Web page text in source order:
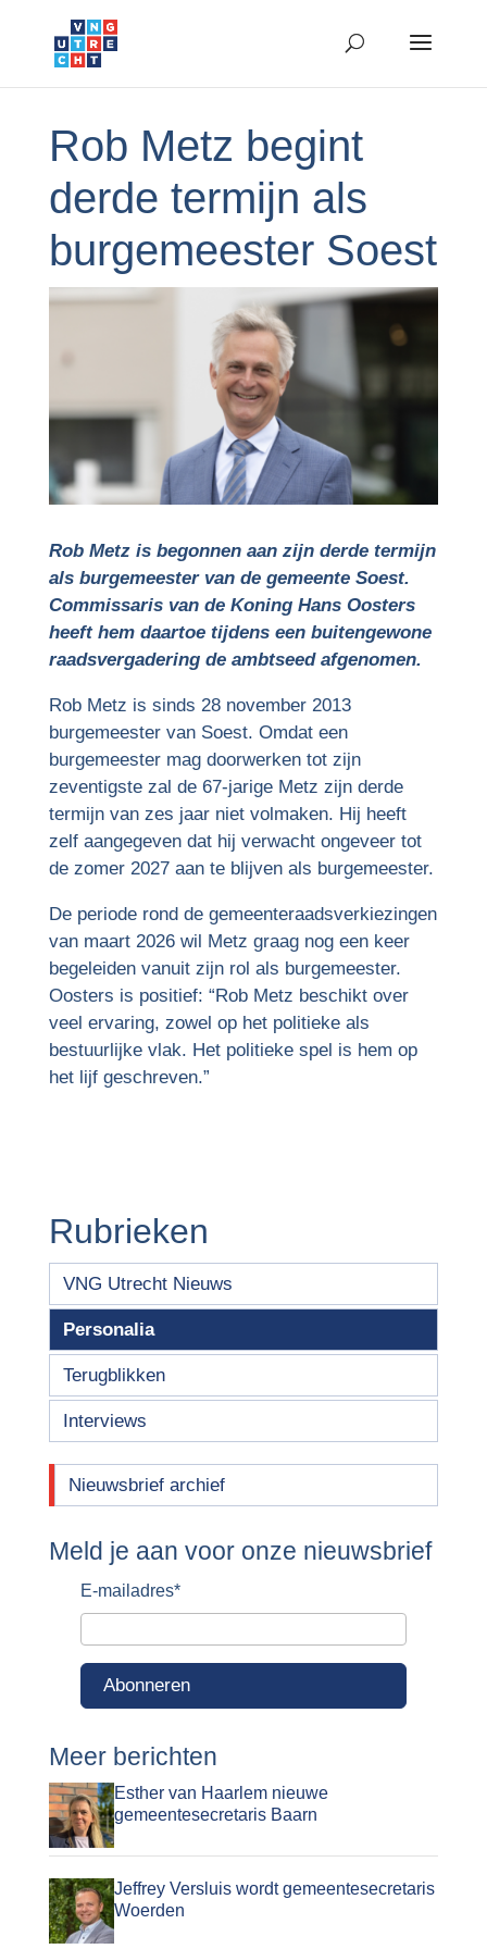
Rob Metz begint
derde termijn als
burgemeester Soest
Rob Metz is begonnen aan zijn derde termijn
als burgemeester van de gemeente Soest.
Commissaris van de Koning Hans Oosters
heeft hem daartoe tijdens een buitengewone
raadsvergadering de ambtseed afgenomen.
Rob Metz is sinds 28 november 2013
burgemeester van Soest. Omdat een
burgemeester mag doorwerken tot zijn
zeventigste zal de 67-jarige Metz zijn derde
termijn van zes jaar niet volmaken. Hij heeft
zelf aangegeven dat hij verwacht ongeveer tot
de zomer 2027 aan te blijven als burgemeester.
De periode rond de gemeenteraadsverkiezingen
van maart 2026 wil Metz graag nog een keer
begeleiden vanuit zijn rol als burgemeester.
Oosters is positief: “Rob Metz beschikt over
veel ervaring, zowel op het politieke als
bestuurlijke vlak. Het politieke spel is hem op
het lijf geschreven.”
Rubrieken
VNG Utrecht Nieuws
Personalia
Terugblikken
Interviews
Nieuwsbrief archief
Meld je aan voor onze nieuwsbrief
E-mailadres*
Abonneren
Meer berichten
Esther van Haarlem nieuwe
gemeentesecretaris Baarn
Jeffrey Versluis wordt gemeentesecretaris
Woerden